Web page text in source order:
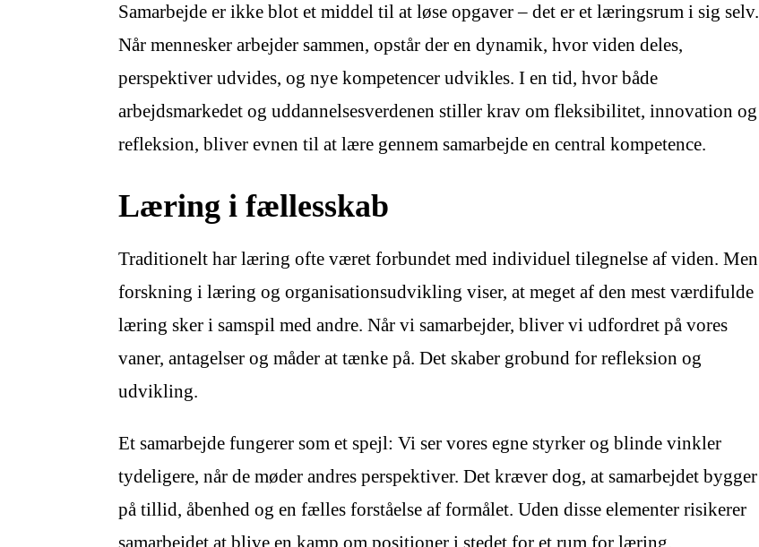
Samarbejde er ikke blot et middel til at løse opgaver – det er et læringsrum i sig selv.
Når mennesker arbejder sammen, opstår der en dynamik, hvor viden deles,
perspektiver udvides, og nye kompetencer udvikles. I en tid, hvor både
arbejdsmarkedet og uddannelsesverdenen stiller krav om fleksibilitet, innovation og
refleksion, bliver evnen til at lære gennem samarbejde en central kompetence.
Læring i fællesskab
Traditionelt har læring ofte været forbundet med individuel tilegnelse af viden. Men
forskning i læring og organisationsudvikling viser, at meget af den mest værdifulde
læring sker i samspil med andre. Når vi samarbejder, bliver vi udfordret på vores
vaner, antagelser og måder at tænke på. Det skaber grobund for refleksion og
udvikling.
Et samarbejde fungerer som et spejl: Vi ser vores egne styrker og blinde vinkler
tydeligere, når de møder andres perspektiver. Det kræver dog, at samarbejdet bygger
på tillid, åbenhed og en fælles forståelse af formålet. Uden disse elementer risikerer